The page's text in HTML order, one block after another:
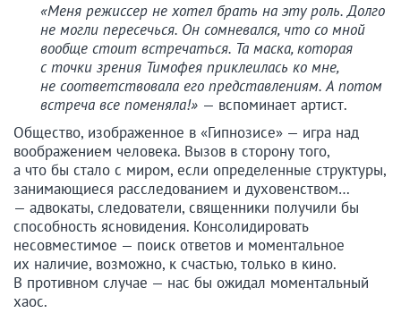
«Меня режиссер не хотел брать на эту роль. Долго
не могли пересечься. Он сомневался, что со мной
вообще стоит встречаться. Та маска, которая
с точки зрения Тимофея приклеилась ко мне,
не соответствовала его представлениям. А потом
встреча все поменяла!» — вспоминает артист.
Общество, изображенное в «Гипнозисе» — игра над
воображением человека. Вызов в сторону того,
а что бы стало с миром, если определенные структуры,
занимающиеся расследованием и духовенством…
— адвокаты, следователи, священники получили бы
способность ясновидения. Консолидировать
несовместимое — поиск ответов и моментальное
их наличие, возможно, к счастью, только в кино.
В противном случае — нас бы ожидал моментальный
хаос.